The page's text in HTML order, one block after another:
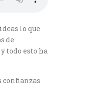
lo que
de
todo esto ha
confianzas